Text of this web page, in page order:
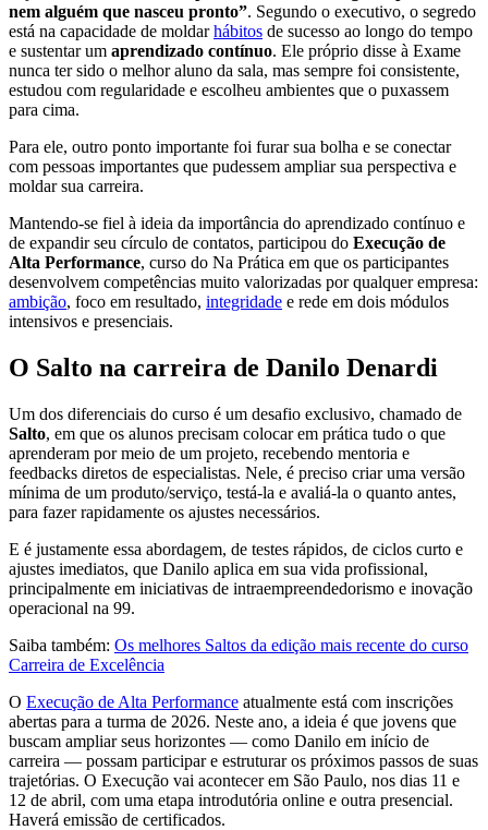
nem alguém que nasceu pronto”. Segundo o executivo, o segredo
está na capacidade de moldarhábitos de sucesso ao longo do tempo
e sustentar um aprendizado contínuo. Ele próprio disse à Exame
nunca ter sido o melhor aluno da sala, mas sempre foi consistente,
estudou com regularidade e escolheu ambientes que o puxassem
para cima.
Para ele, outro ponto importante foi furar sua bolha e se conectar
com pessoas importantes que pudessem ampliar sua perspectiva e
moldar sua carreira.
Mantendo-se fiel à ideia da importância do aprendizado contínuo e
de expandir seu círculo de contatos, participou do Execução de
Alta Performance, curso do Na Prática em que os participantes
desenvolvem competências muito valorizadas por qualquer empresa:
ambição, foco em resultado, integridade e rede em dois módulos
intensivos e presenciais.
O Salto na carreira de Danilo Denardi
Um dos diferenciais do curso é um desafio exclusivo, chamado de
Salto, em que os alunos precisam colocar em prática tudo o que
aprenderam por meio de um projeto, recebendo mentoria e
feedbacks diretos de especialistas. Nele, é preciso criar uma versão
mínima de um produto/serviço, testá-la e avaliá-la o quanto antes,
para fazer rapidamente os ajustes necessários.
E é justamente essa abordagem, de testes rápidos, de ciclos curto e
ajustes imediatos, que Danilo aplica em sua vida profissional,
principalmente em iniciativas de intraempreendedorismo e inovação
operacional na 99.
Saiba também: Os melhores Saltos da edição mais recente do curso
Carreira de Excelência
O Execução de Alta Performance atualmente está com inscrições
abertas para a turma de 2026. Neste ano, a ideia é que jovens que
buscam ampliar seus horizontes — como Danilo em início de
carreira — possam participar e estruturar os próximos passos de suas
trajetórias. O Execução vai acontecer em São Paulo, nos dias 11 e
12 de abril, com uma etapa introdutória online e outra presencial.
Haverá emissão de certificados.